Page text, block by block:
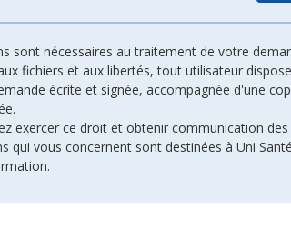
sont nécessaires au traitement de votre
fichiers et aux libertés, tout utilisateur
écrite et signée, accompagnée d'une
exercer ce droit et obtenir communication
qui vous concernent sont destinées à Uni